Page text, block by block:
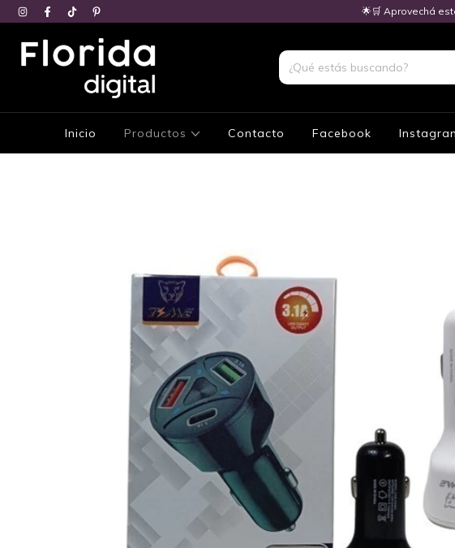
🌟🛒 Aprovechá
Inicio Productos Contacto Facebook